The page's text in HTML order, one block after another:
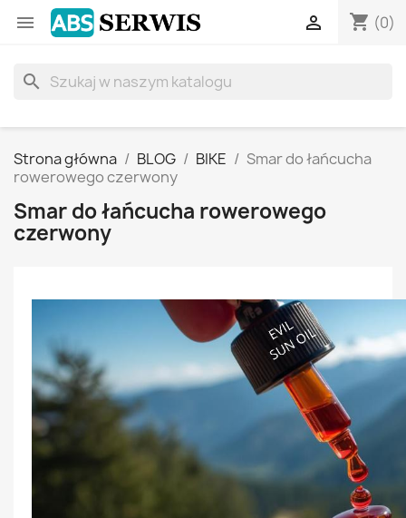
 shopping_cart (0)

search
Strona główna BLOG BIKE
Smar do łańcucha
rowerowego czerwony
Smar do łańcucha rowerowego
czerwony